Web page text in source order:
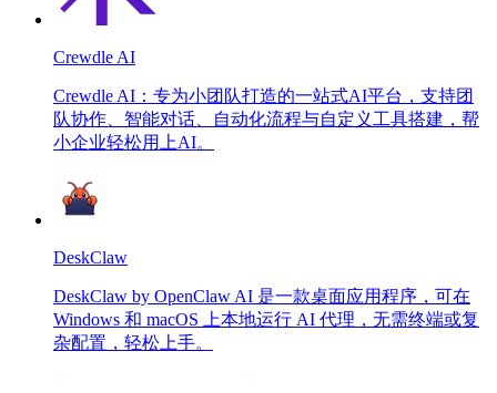
Crewdle AI
Crewdle AI：专为小团队打造的一站式AI平台，支持团
队协作、智能对话、自动化流程与自定义工具搭建，帮
小企业轻松用上AI。
DeskClaw
DeskClaw by OpenClaw AI 是一款桌面应用程序，可在
Windows 和 macOS 上本地运行 AI 代理，无需终端或复
杂配置，轻松上手。